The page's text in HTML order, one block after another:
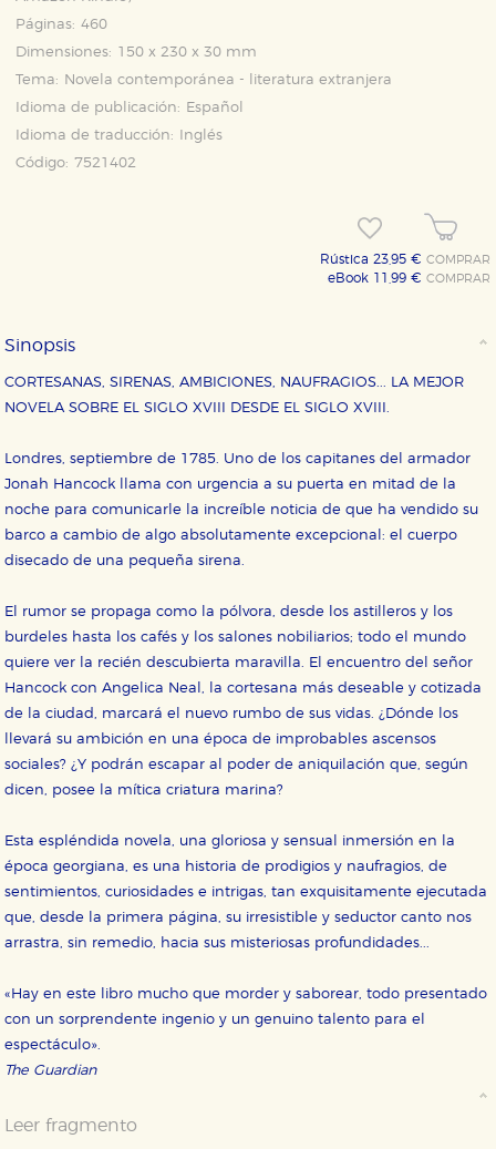
Páginas: 460
Dimensiones: 150 x 230 x 30 mm
Tema:
Novela contemporánea - literatura extranjera
Idioma de publicación:
Español
Idioma de traducción:
Inglés
Código: 7521402
Rústica 23,95 €COMPRAR
eBook 11,99 €COMPRAR
Sinopsis
CORTESANAS, SIRENAS, AMBICIONES, NAUFRAGIOS... LA MEJOR
NOVELA SOBRE EL SIGLO XVIII DESDE EL SIGLO XVIII.
Londres, septiembre de 1785. Uno de los capitanes del armador
Jonah Hancock llama con urgencia a su puerta en mitad de la
noche para comunicarle la increíble noticia de que ha vendido su
barco a cambio de algo absolutamente excepcional: el cuerpo
disecado de una pequeña sirena.
El rumor se propaga como la pólvora, desde los astilleros y los
burdeles hasta los cafés y los salones nobiliarios; todo el mundo
quiere ver la recién descubierta maravilla. El encuentro del señor
Hancock con Angelica Neal, la cortesana más deseable y cotizada
de la ciudad, marcará el nuevo rumbo de sus vidas. ¿Dónde los
llevará su ambición en una época de improbables ascensos
sociales? ¿Y podrán escapar al poder de aniquilación que, según
dicen, posee la mítica criatura marina?
Esta espléndida novela, una gloriosa y sensual inmersión en la
época georgiana, es una historia de prodigios y naufragios, de
sentimientos, curiosidades e intrigas, tan exquisitamente ejecutada
que, desde la primera página, su irresistible y seductor canto nos
arrastra, sin remedio, hacia sus misteriosas profundidades...
«Hay en este libro mucho que morder y saborear, todo presentado
con un sorprendente ingenio y un genuino talento para el
espectáculo».
The Guardian
Leer fragmento
CONFIGURACIÓN DE COOKIES
HABILITAR TODO RECHAZAR TODO
Cookies necesarias
Estas cookies son necesarias para que nuestro sitio
web funcione y no es posible deshabilitarlas desde
nuestro sistema. Es posible hacerlo desde el
navegador, pero en ese caso es posible que algunas
áreas de nuestra web dejen de funcionar
correctamente.
Cookies de rendimiento y analíticas
Estas cookies se utilizan para mejorar su experiencia
servicios para que no tenga que reconfigurarlos cada
vez que nos visita. La información es agregada y, por lo
tanto, es anónima.
Cookies de publicidad y redes sociales
Estas cookies son gestionadas por nuestros socios
publicitarios y se utilizan para mostrar publicidad
que se basan en la identificación única de su
GUARDAR CONFIGURACIÓN